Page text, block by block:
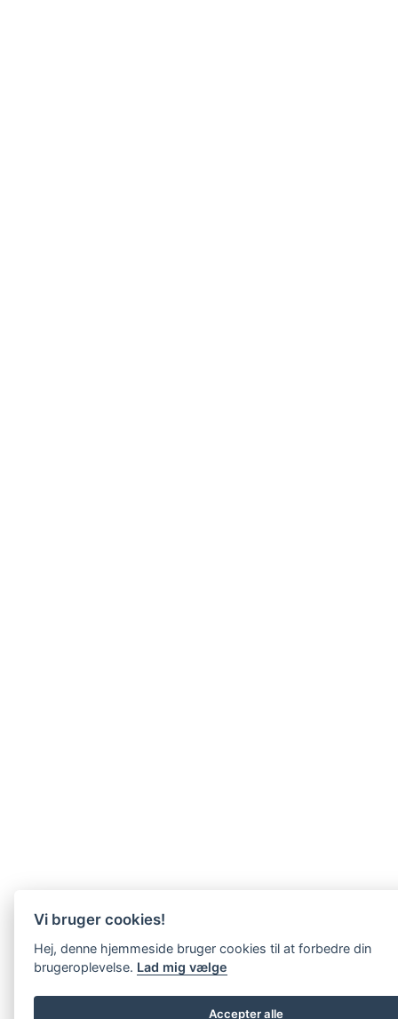
Vi bruger cookies!
Hej, denne hjemmeside bruger cookies til at forbedre din
brugeroplevelse. Lad mig vælge
Accepter alle